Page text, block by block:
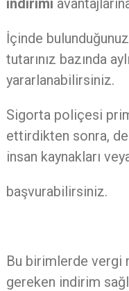
İçinde
tutarınız bazında
yararlanabilirsiniz.
Sigorta poliçesi
ettirdikten sonra,
insan kaynakları
başvurabilirsiniz.
Bu birimlerde vergi
gereken indirim